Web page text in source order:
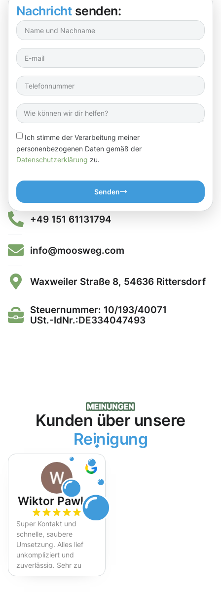
Nachricht senden:
Ich stimme der Verarbeitung meiner
personenbezogenen Daten gemäß der
Datenschutzerklärung zu.
Senden
+49 151 61131794
info@moosweg.com
Waxweiler Straße 8, 54636 Rittersdorf
Steuernummer: 10/193/40071
USt.-IdNr.:DE334047493
Kunden über unsere
Reinigung
Wiktor Pawlak
Super Kontakt und
schnelle, saubere
Umsetzung. Alles lief
unkompliziert und
zuverlässig. Sehr zu
empfehlen!